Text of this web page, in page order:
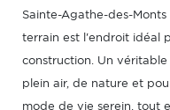
Sainte-Agathe-des-
terrain est l'endroit idéal
construction. Un
plein air, de nature et
mode de vie serein, tout